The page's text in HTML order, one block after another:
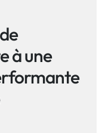
à une